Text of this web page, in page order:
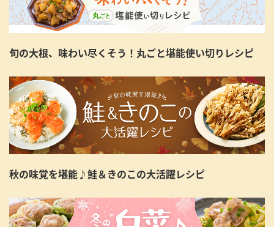
旬の大根、味わい尽くそう！丸ごと堪能使い切りレシピ
秋の味覚を堪能♪鮭＆きのこの大活躍レシピ